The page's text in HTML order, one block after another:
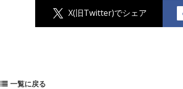
X(旧Twitter)でシェア
一覧に戻る